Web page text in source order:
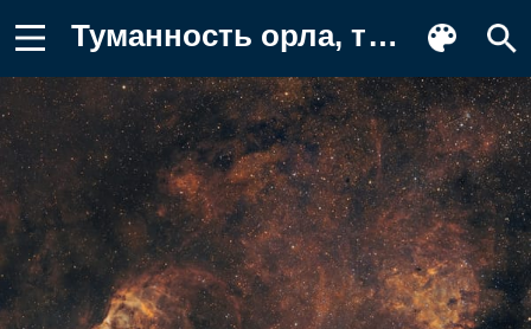
Туманность орла, туманность, галактика Заставка на телефон